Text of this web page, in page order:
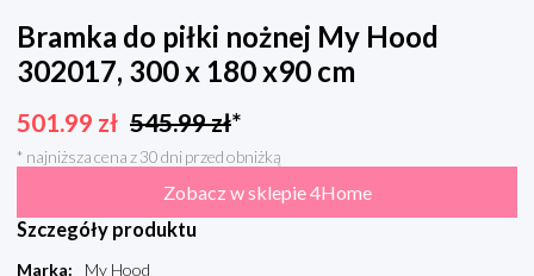
Bramka do piłki nożnej My Hood
302017, 300 x 180 x90 cm
501.99 zł 545.99zł*
* najniższa cena z 30 dni przed obniżką
Zobacz w sklepie 4Home
Szczegóły produktu
Marka:
My Hood